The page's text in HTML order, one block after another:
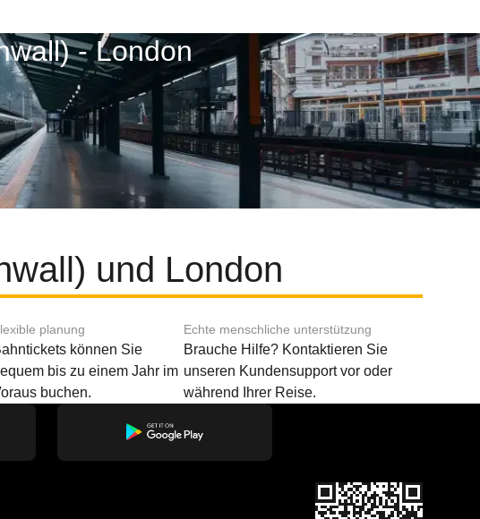
- London
und London
planung
können Sie
bis zu einem Jahr im
buchen.
Echte menschliche unterstützung
Brauche Hilfe? Kontaktieren Sie
unseren Kundensupport vor oder
während Ihrer Reise.